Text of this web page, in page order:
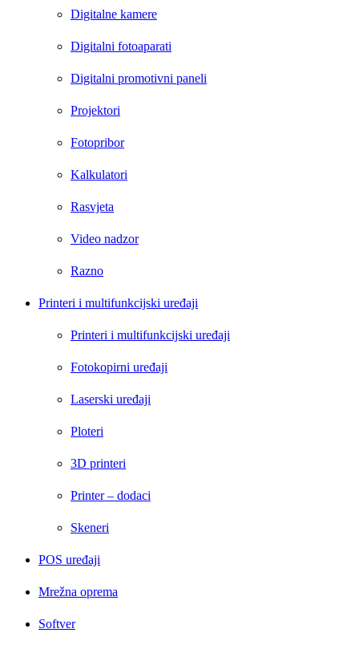
Digitalne kamere
Digitalni fotoaparati
Digitalni promotivni paneli
Projektori
Fotopribor
Kalkulatori
Rasvjeta
Video nadzor
Razno
Printeri i multifunkcijski uređaji
Printeri i multifunkcijski uređaji
Fotokopirni uređaji
Laserski uređaji
Ploteri
3D printeri
Printer – dodaci
Skeneri
POS uređaji
Mrežna oprema
Softver